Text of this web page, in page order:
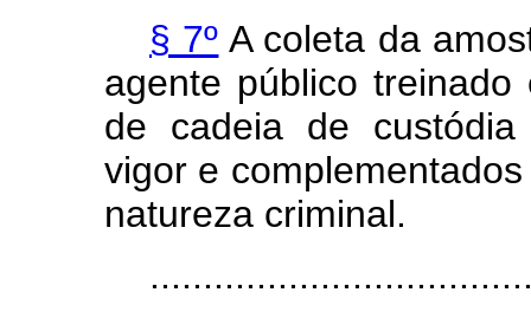
§ 7º A coleta da
agente público
de cadeia de
vigor e
natureza criminal.